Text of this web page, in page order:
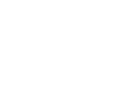
консультант,
чем состоит Ваше
оздоровления
Вас темам. Для того,
Известный